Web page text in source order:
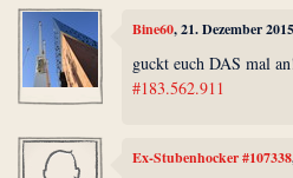
Bine60, 21. Dezember
guckt euch DAS mal
#183.562.911
Ex-Stubenhocker #107338